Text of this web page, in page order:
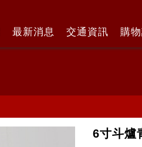
最新消息 交通資訊 購
6寸斗爐